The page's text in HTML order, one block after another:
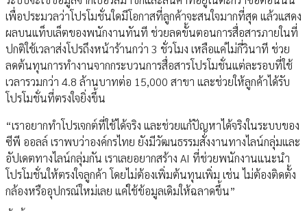
เพื่อประมวลว่าโปรโมชั่นใดมีโอกาสที่ลูกค้าจะสนใจมากที่สุด แล้วแสดง
ผลบนแท็บเล็ตของพนักงานทันที ช่วยลดขั้นตอนการสื่อสารภายในที่
ปกติใช้เวลาส่งโปรถึงหน้าร้านกว่า 3 ชั่วโมง เหลือแค่ไม่กี่วินาที ช่วย
ลดต้นทุนการทำงานจากกระบวนการสื่อสารโปรโมชั่นแต่ละรอบที่ใช้
เวลารวมกว่า 4.8 ล้านบาทต่อ 15,000 สาขา และช่วยให้ลูกค้าได้รับ
โปรโมชั่นที่ตรงใจยิ่งขึ้น
“เราอยากทำโปรเจกต์ที่ใช้ได้จริง และช่วยแก้ปัญหาได้จริงในระบบของ
ซีพี ออลล์ เราพบว่าองค์กรไทย ยังมีวัฒนธรรมสั่งงานทางไลน์กลุ่มและ
อัปเดตทางไลน์กลุ่มกัน เราเลยอยากสร้าง AI ที่ช่วยพนักงานแนะนำ
โปรโมชั่นให้ตรงใจลูกค้า โดยไม่ต้องเพิ่มต้นทุนเพิ่ม เช่น ไม่ต้องติดตั้ง
กล้องหรืออุปกรณ์ใหม่เลย แค่ใช้ข้อมูลเดิมให้ฉลาดขึ้น”